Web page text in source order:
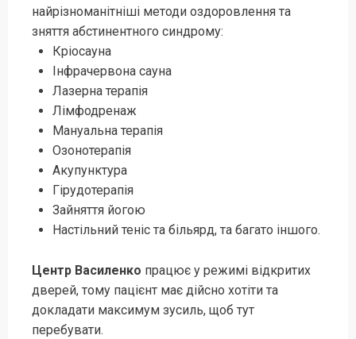
найрізноманітніші методи оздоровлення та
зняття абстинентного синдрому:
Кріосауна
Інфрачервона сауна
Лазерна терапія
Лімфодренаж
Мануальна терапія
Озонотерапія
Акупунктура
Гірудотерапія
Зайняття йогою
Настільний теніс та більярд, та багато іншого.
Центр Василенко працює у режимі відкритих
дверей, тому пацієнт має дійсно хотіти та
докладати максимум зусиль, щоб тут
перебувати.